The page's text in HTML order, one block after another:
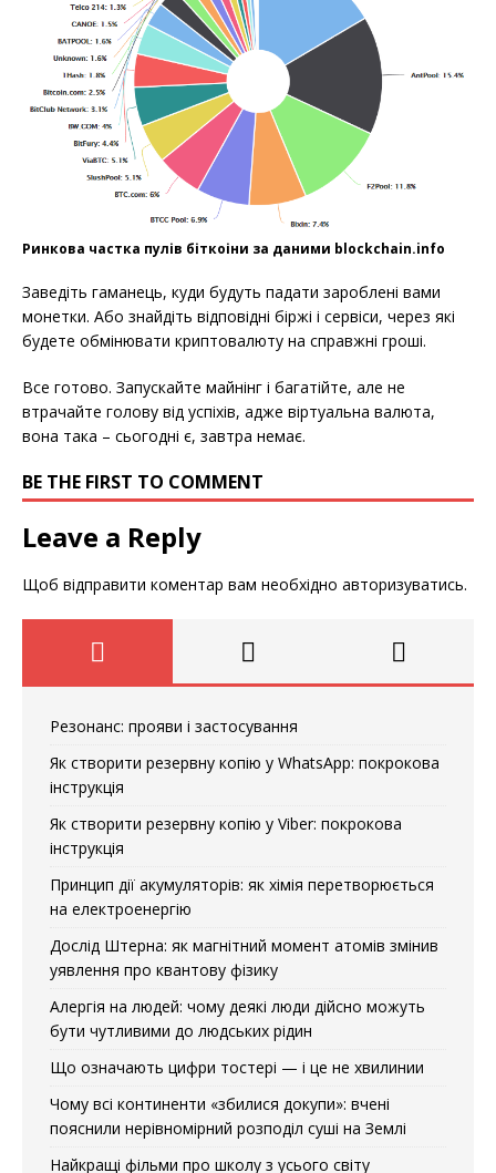
Ринкова частка пулів біткоіни за даними blockchain.info
Заведіть гаманець, куди будуть падати зароблені вами
монетки. Або знайдіть відповідні біржі і сервіси, через які
будете обмінювати криптовалюту на справжні гроші.
Все готово. Запускайте майнінг і багатійте, але не
втрачайте голову від успіхів, адже віртуальна валюта,
вона така – сьогодні є, завтра немає.
BE THE FIRST TO COMMENT
Leave a Reply
Щоб відправити коментар вам необхідно авторизуватись.
Резонанс: прояви і застосування
Як створити резервну копію у WhatsApp: покрокова
інструкція
Як створити резервну копію у Viber: покрокова
інструкція
Принцип дії акумуляторів: як хімія перетворюється
на електроенергію
Дослід Штерна: як магнітний момент атомів змінив
уявлення про квантову фізику
Алергія на людей: чому деякі люди дійсно можуть
бути чутливими до людських рідин
Що означають цифри тостері — і це не хвилинии
Чому всі континенти «збилися докупи»: вчені
пояснили нерівномірний розподіл суші на Землі
Найкращі фільми про школу з усього світу